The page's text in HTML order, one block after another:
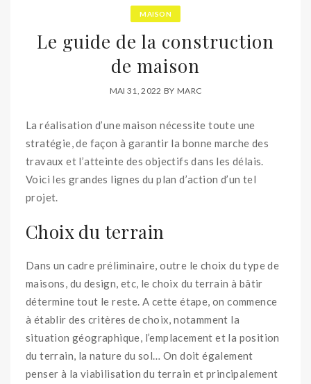
MAISON
Le guide de la construction
de maison
MAI 31, 2022 BY MARC
La réalisation d’une maison nécessite toute une
stratégie, de façon à garantir la bonne marche des
travaux et l’atteinte des objectifs dans les délais.
Voici les grandes lignes du plan d’action d’un tel
projet.
Choix du terrain
Dans un cadre préliminaire, outre le choix du type de
maisons, du design, etc, le choix du terrain à bâtir
détermine tout le reste. A cette étape, on commence
à établir des critères de choix, notamment la
situation géographique, l’emplacement et la position
du terrain, la nature du sol… On doit également
penser à la viabilisation du terrain et principalement